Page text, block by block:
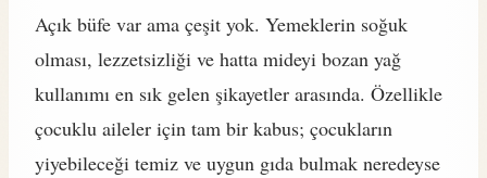
Açık büfe var ama çeşit yok. Yemeklerin soğuk
olması, lezzetsizliği ve hatta mideyi bozan yağ
kullanımı en sık gelen şikayetler arasında. Özellikle
çocuklu aileler için tam bir kabus; çocukların
yiyebileceği temiz ve uygun gıda bulmak neredeyse